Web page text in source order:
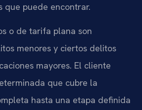
que puede encontrar.
o de tarifa plana son
menores y ciertos delitos
mayores. El cliente
que cubre la
hasta una etapa definida